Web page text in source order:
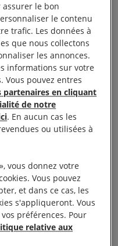
groupe Amnesty
à une balade
Roland Gérard,
environ nous
Nous
assurer le bon
le contenu
trafic. Les données à
que nous collectons
les annonces.
informations sur votre
Vous pouvez entres
partenaires en cliquant
de notre
. En aucun cas les
ou utilisées à
vous donnez votre
Vous pouvez
et dans ce cas, les
s'appliqueront. Vous
préférences. Pour
relative aux